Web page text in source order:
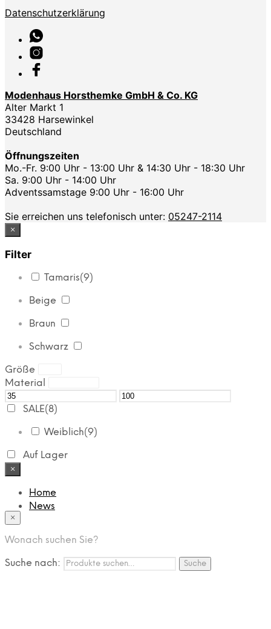
Datenschutzerklärung
Modenhaus Horsthemke GmbH & Co. KG
Alter Markt 1
33428 Harsewinkel
Deutschland
Öffnungszeiten
Mo.-Fr. 9:00 Uhr - 13:00 Uhr & 14:30 Uhr - 18:30 Uhr
Sa. 9:00 Uhr - 14:00 Uhr
Adventssamstage 9:00 Uhr - 16:00 Uhr
Sie erreichen uns telefonisch unter: 05247-2114
×
Filter
Tamaris(9)
Beige
Braun
Schwarz
Größe
Material
SALE(8)
Weiblich(9)
Auf Lager
×
Home
News
App
FAQ
Nutzungbedingungen
Marken
×
Wonach suchen Sie?
Suche nach: Suche